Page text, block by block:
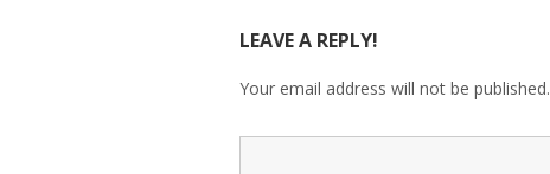
LEAVE A REPLY!
Your email address will not be published.